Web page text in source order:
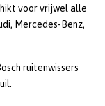
voor vrijwel alle
Mercedes-Benz,
ruitenwissers